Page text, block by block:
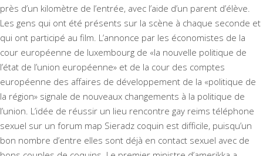
près d’un kilomètre de l’entrée, avec l’aide d’un parent d’élève.
Les gens qui ont été présents sur la scène à chaque seconde et
qui ont participé au film. L’annonce par les économistes de la
cour européenne de luxembourg de «la nouvelle politique de
l’état de l’union européenne» et de la cour des comptes
européenne des affaires de développement de la «politique de
la région» signale de nouveaux changements à la politique de
l’union. L’idée de réussir un lieu rencontre gay reims téléphone
sexuel sur un forum map Sieradz coquin est difficile, puisqu’un
bon nombre d’entre elles sont déjà en contact sexuel avec de